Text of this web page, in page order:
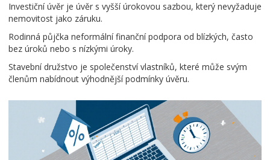
Investiční úvěr je úvěr s vyšší úrokovou sazbou, který nevyžaduje
nemovitost jako záruku.
Rodinná půjčka neformální finanční podpora od blízkých, často
bez úroků nebo s nízkými úroky.
Stavební družstvo je společenství vlastníků, které může svým
členům nabídnout výhodnější podmínky úvěru.